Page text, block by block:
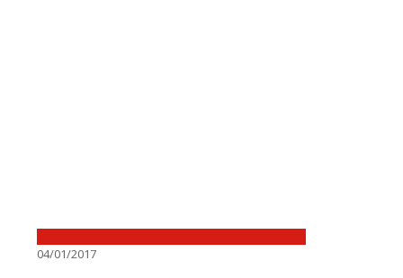
04/01/2017